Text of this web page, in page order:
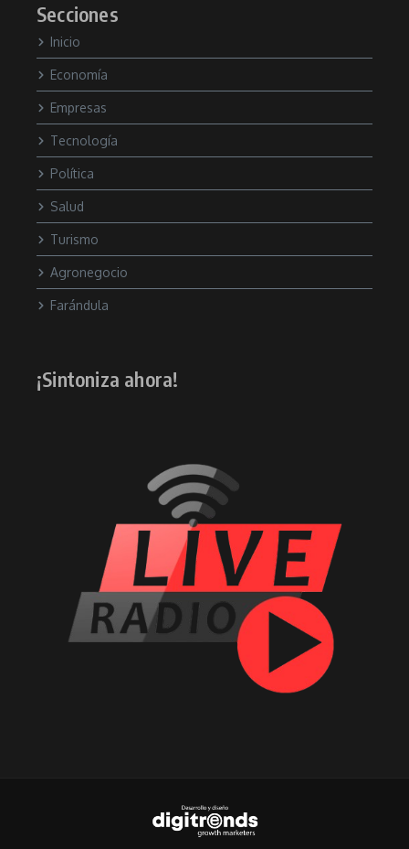
Secciones
Inicio
Economía
Empresas
Tecnología
Política
Salud
Turismo
Agronegocio
Farándula
¡Sintoniza ahora!